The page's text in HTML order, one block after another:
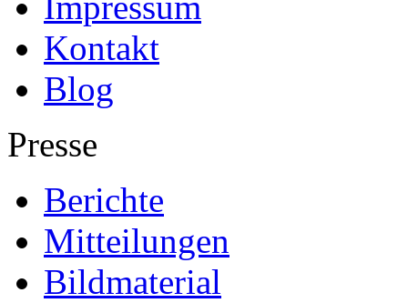
Kontakt
Blog
Presse
Berichte
Mitteilungen
Bildmaterial